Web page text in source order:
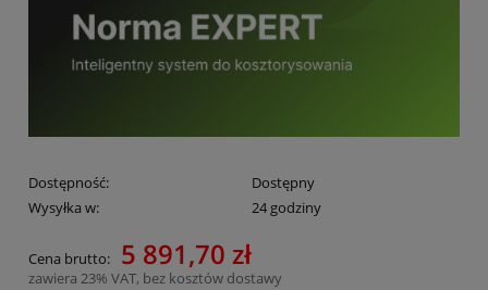
Dostępność:
Dostępny
Wysyłka w:
24 godziny
Cena brutto: 5 891,70 zł
zawiera 23% VAT, bez kosztów dostawy